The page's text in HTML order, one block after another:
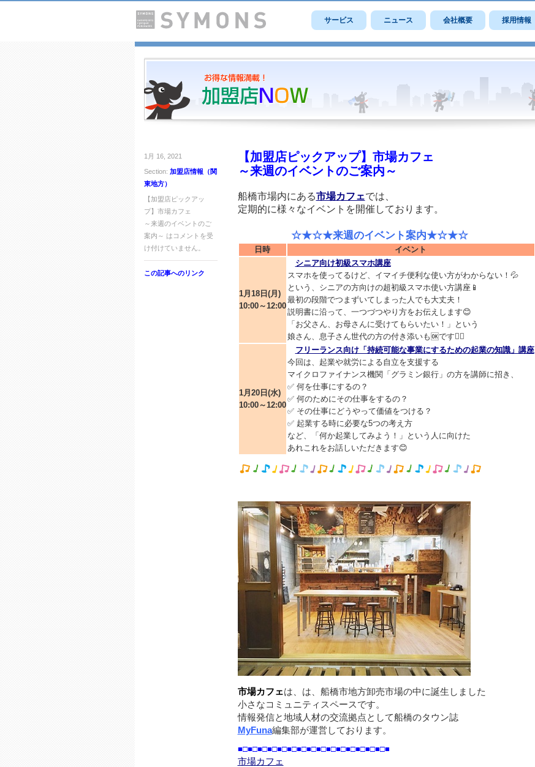
サービス ニュース 会社概要 採用情報
1月 16, 2021
Section: 加盟店情報（関
東地方）
【加盟店ピックアッ
プ】市場カフェ
～来週のイベントのご
案内～ は コメントを受
け付けていません。
この記事へのリンク
【加盟店ピックアップ】市場カフェ
～来週のイベントのご案内～
船橋市場内にある市場カフェでは、
定期的に様々なイベントを開催しております。
☆★☆★来週のイベント案内★☆★☆
日時 イベント
1月18日(月)
10:00～12:00
シニア向け初級スマホ講座
スマホを使ってるけど、イマイチ便利な使い方がわからない！💦
という、シニアの方向けの超初級スマホ使い方講座📱
最初の段階でつまずいてしまった人でも大丈夫！
説明書に沿って、一つづつやり方をお伝えします😊
「お父さん、お母さんに受けてもらいたい！」という
娘さん、息子さん世代の方の付き添いも🆗です🙆‍♀️
1月20日(水)
10:00～12:00
フリーランス向け「持続可能な事業にするための起業の知識」講座
今回は、起業や就労による自立を支援する
マイクロファイナンス機関「グラミン銀行」の方を講師に招き、
✅ 何を仕事にするの？
✅ 何のためにその仕事をするの？
✅ その仕事にどうやって価値をつける？
✅ 起業する時に必要な5つの考え方
など、「何か起業してみよう！」という人に向けた
あれこれをお話しいただきます😊
市場カフェは、は、船橋市地方卸売市場の中に誕生しました
小さなコミュニティスペースです。
情報発信と地域人材の交流拠点として船橋のタウン誌
MyFuna編集部が運営しております。
■□■□■□■□■□■□■□■□■□■□■□■□■□■□■□■
市場カフェ